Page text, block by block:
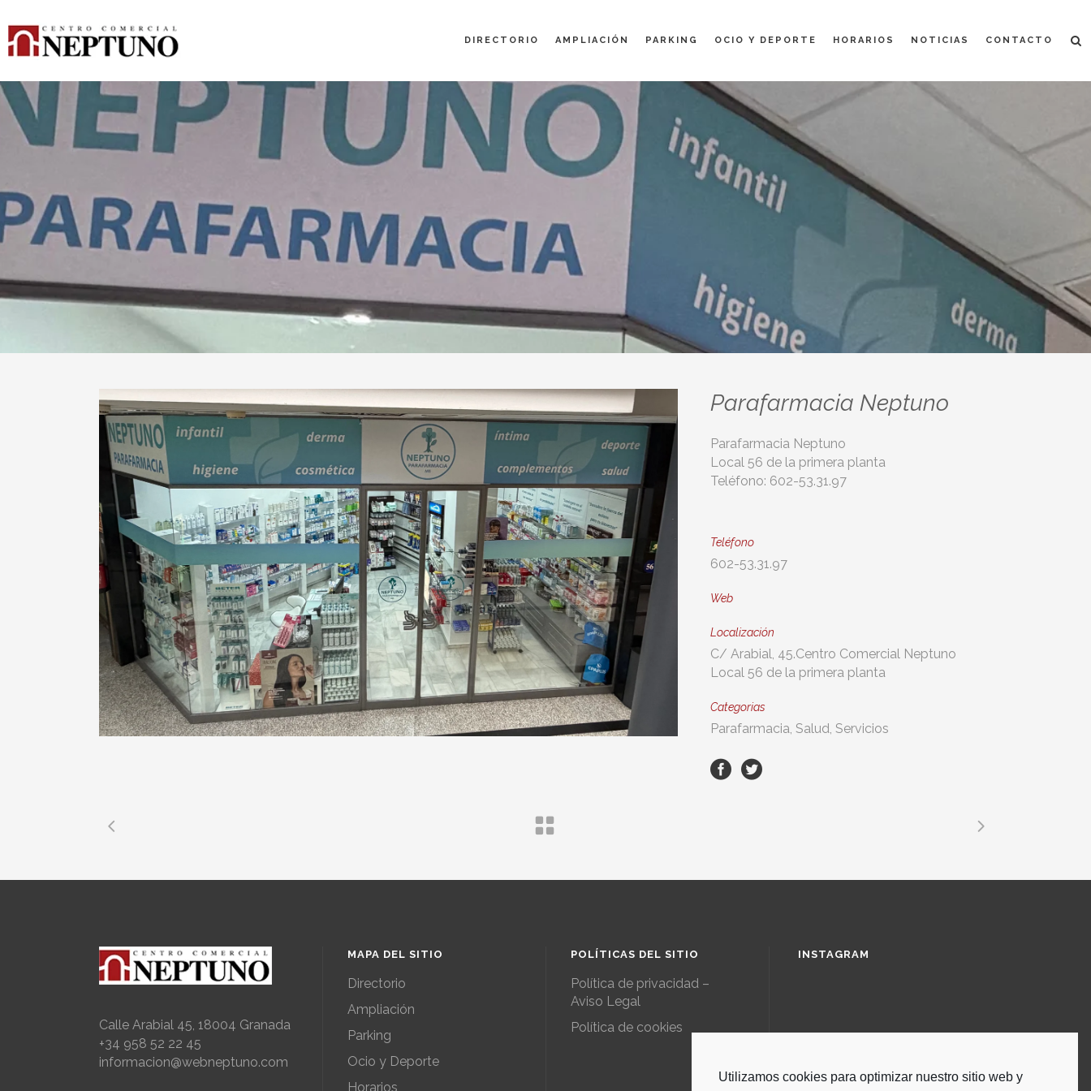
Utilizamos cookies para optimizar nuestro sitio web y
DIRECTORIO AMPLIACIÓN PARKING OCIO Y DEPORTE HORARIOS NOTICIAS CONTACTO
Parafarmacia Neptuno
Parafarmacia Neptuno
Local 56 de la primera planta
Teléfono: 602-53.31.97
Teléfono
602-53.31.97
Web
Localización
C/ Arabial, 45.Centro Comercial Neptuno
Local 56 de la primera planta
Categorias
Parafarmacia, Salud, Servicios
Calle Arabial 45, 18004 Granada
+34 958 52 22 45
informacion@webneptuno.com
MAPA DEL SITIO
Directorio
Ampliación
Parking
Ocio y Deporte
Horarios
POLÍTICAS DEL SITIO
Política de privacidad –
Aviso Legal
Política de cookies
INSTAGRAM